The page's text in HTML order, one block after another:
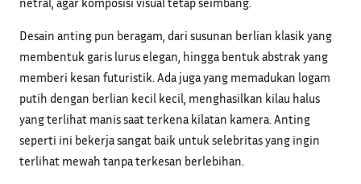
Desain anting pun beragam, dari susunan berlian klasik yang
membentuk garis lurus elegan, hingga bentuk abstrak yang
memberi kesan futuristik. Ada juga yang memadukan logam
putih dengan berlian kecil kecil, menghasilkan kilau halus
yang terlihat manis saat terkena kilatan kamera. Anting
seperti ini bekerja sangat baik untuk selebritas yang ingin
terlihat mewah tanpa terkesan berlebihan.